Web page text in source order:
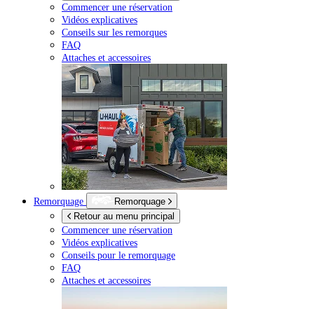
Commencer une réservation
Vidéos explicatives
Conseils sur les remorques
FAQ
Attaches et accessoires
Remorquage
Remorquage
Retour au menu principal
Commencer une réservation
Vidéos explicatives
Conseils pour le remorquage
FAQ
Attaches et accessoires